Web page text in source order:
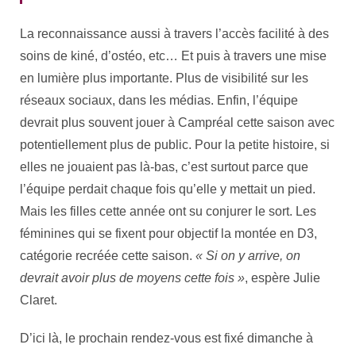
La reconnaissance aussi à travers l’accès facilité à des
soins de kiné, d’ostéo, etc… Et puis à travers une mise
en lumière plus importante. Plus de visibilité sur les
réseaux sociaux, dans les médias. Enfin, l’équipe
devrait plus souvent jouer à Campréal cette saison avec
potentiellement plus de public. Pour la petite histoire, si
elles ne jouaient pas là-bas, c’est surtout parce que
l’équipe perdait chaque fois qu’elle y mettait un pied.
Mais les filles cette année ont su conjurer le sort. Les
féminines qui se fixent pour objectif la montée en D3,
catégorie recréée cette saison. « Si on y arrive, on
devrait avoir plus de moyens cette fois », espère Julie
Claret.
D’ici là, le prochain rendez-vous est fixé dimanche à